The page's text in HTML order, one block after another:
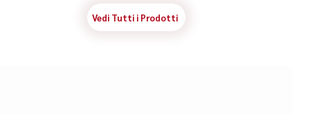
Vedi Tutti i Prodotti